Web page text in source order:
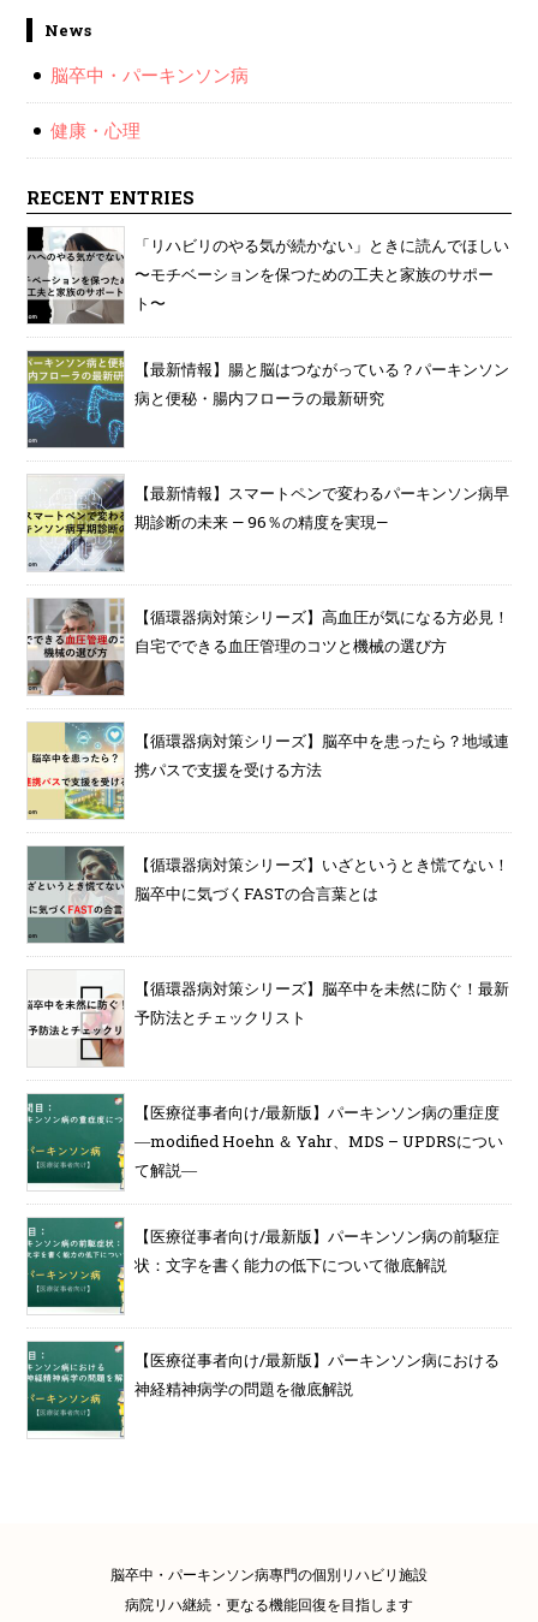
News
脳卒中・パーキンソン病
健康・心理
RECENT ENTRIES
「リハビリのやる気が続かない」ときに読んでほしい
〜モチベーションを保つための工夫と家族のサポー
ト〜
【最新情報】腸と脳はつながっている？パーキンソン
病と便秘・腸内フローラの最新研究
【最新情報】スマートペンで変わるパーキンソン病早
期診断の未来 — 96％の精度を実現—
【循環器病対策シリーズ】高血圧が気になる方必見！
自宅でできる血圧管理のコツと機械の選び方
【循環器病対策シリーズ】脳卒中を患ったら？地域連
携パスで支援を受ける方法
【循環器病対策シリーズ】いざというとき慌てない！
脳卒中に気づくFASTの合言葉とは
【循環器病対策シリーズ】脳卒中を未然に防ぐ！最新
予防法とチェックリスト
【医療従事者向け/最新版】パーキンソン病の重症度
―modified Hoehn ＆ Yahr、MDS – UPDRSについ
て解説―
【医療従事者向け/最新版】パーキンソン病の前駆症
状：文字を書く能力の低下について徹底解説
【医療従事者向け/最新版】パーキンソン病における
神経精神病学の問題を徹底解説
脳卒中・パーキンソン病專門の個別リハビリ施設
病院リハ継続・更なる機能回復を目指します